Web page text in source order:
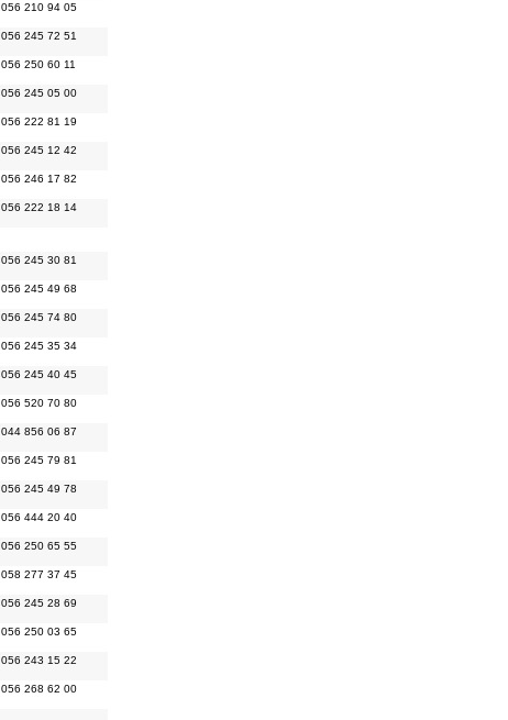
056 210 94 05
056 245 72 51
056 250 60 11
056 245 05 00
056 222 81 19
056 245 12 42
056 246 17 82
056 222 18 14
056 245 30 81
056 245 49 68
056 245 74 80
056 245 35 34
056 245 40 45
056 520 70 80
044 856 06 87
056 245 79 81
056 245 49 78
056 444 20 40
056 250 65 55
058 277 37 45
056 245 28 69
056 250 03 65
056 243 15 22
056 268 62 00